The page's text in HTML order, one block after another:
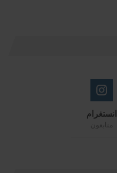
انستغرام
متابعون